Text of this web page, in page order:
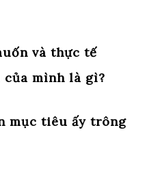
và thực tế
mình là gì?
mục tiêu ấy trông